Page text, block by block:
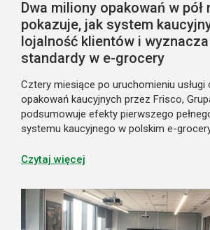
Dwa miliony opakowań w pół
pokazuje, jak system
lojalność klientów i
standardy w e-grocery
Cztery miesiące po uruchomieniu usługi
opakowań kaucyjnych przez Frisco,
podsumowuje efekty pierwszego
systemu kaucyjnego w polskim e-
w nowym systemie, stał się
marki. Pokazuje on także nowy model
kaucyjnego w zakupach online.
Czytaj więcej